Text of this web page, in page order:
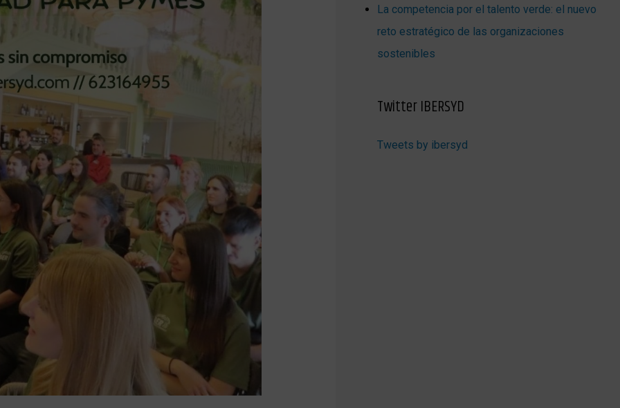
La competencia por el talento verde: el nuevo
reto estratégico de las organizaciones
sostenibles
Twitter IBERSYD
Tweets by ibersyd